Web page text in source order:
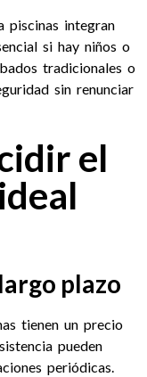
piscinas integran
si hay niños o
tradicionales o
sin renunciar
el
plazo
tienen un precio
pueden
periódicas.